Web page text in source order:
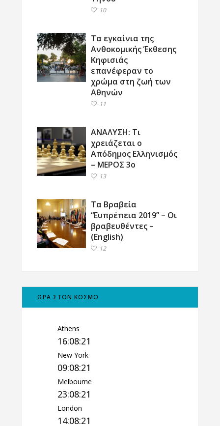
10
Τα εγκαίνια της
Ανθοκομικής Έκθεσης
Κηφισιάς
επανέφεραν το
χρώμα στη ζωή των
Αθηνών
11
ΑΝΑΛΥΣΗ: Τι
χρειάζεται ο
Απόδημος Ελληνισμός
– ΜΕΡΟΣ 3ο
13
Τα Βραβεία
“Ευπρέπεια 2019” – Οι
βραβευθέντες –
(English)
12
ΩΡΑ ΣΤΟΝ ΚΟΣΜΟ
Athens
16:08:22
New York
09:08:22
Melbourne
23:08:22
London
14:08:22